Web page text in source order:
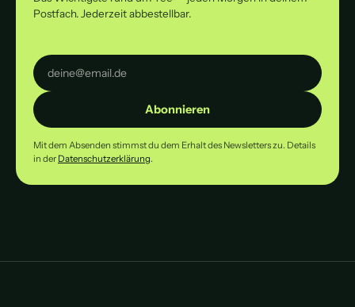
Postfach. Jederzeit abbestellbar.
Abonnieren
Mit dem Absenden stimmst du dem Erhalt des Newsletters zu. Details
in der Datenschutzerklärung.